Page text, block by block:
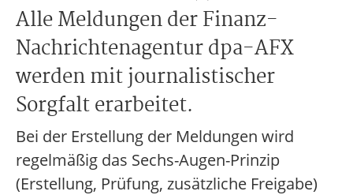
Alle Meldungen der Finanz-
Nachrichtenagentur dpa-AFX
werden mit journalistischer
Sorgfalt erarbeitet.
Bei der Erstellung der Meldungen wird
regelmäßig das Sechs-Augen-Prinzip
(Erstellung, Prüfung, zusätzliche Freigabe)